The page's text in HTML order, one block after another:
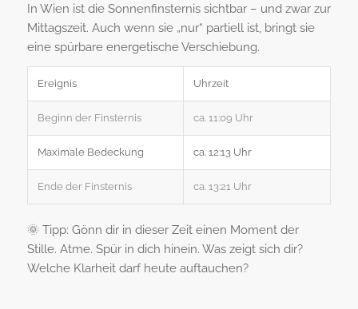
In Wien ist die Sonnenfinsternis sichtbar – und zwar zur
Mittagszeit. Auch wenn sie „nur“ partiell ist, bringt sie
eine spürbare energetische Verschiebung.
Ereignis Uhrzeit
Beginn der Finsternis ca. 11:09 Uhr
Maximale Bedeckung ca. 12:13 Uhr
Ende der Finsternis ca. 13:21 Uhr
🌞 Tipp: Gönn dir in dieser Zeit einen Moment der
Stille. Atme. Spür in dich hinein. Was zeigt sich dir?
Welche Klarheit darf heute auftauchen?